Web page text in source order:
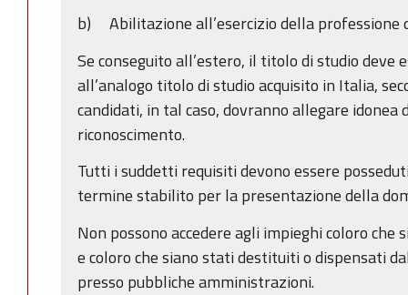
b) Abilitazione all’esercizio della professione
Se conseguito all’estero, il titolo di studio deve
all’analogo titolo di studio acquisito in Italia,
candidati, in tal caso, dovranno allegare
riconoscimento.
Tutti i suddetti requisiti devono essere
termine stabilito per la presentazione della
Non possono accedere agli impieghi coloro
e coloro che siano stati destituiti o dispensati
presso pubbliche amministrazioni.